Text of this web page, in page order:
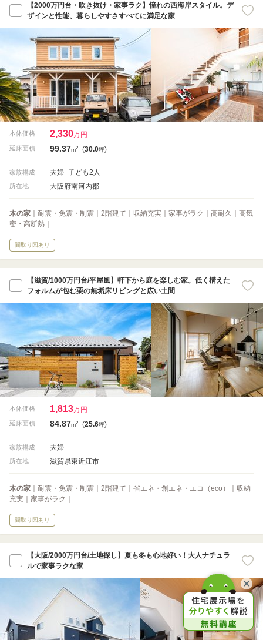
【2000万円台・吹き抜け・家事ラク】憧れの西海岸スタイル。デ
ザインと性能、暮らしやすさすべてに満足な家
本体価格 2,330万円
延床面積 99.37m2 (30.0坪)
家族構成 夫婦+子ども2人
所在地 大阪府南河内郡
木の家 ｜耐震・免震・制震｜2階建て｜収納充実｜家事がラク｜高耐久｜高気
密・高断熱｜…
間取り図あり
【滋賀/1000万円台/平屋風】軒下から庭を楽しむ家。低く構えた
フォルムが包む栗の無垢床リビングと広い土間
本体価格 1,813万円
延床面積 84.87m2 (25.6坪)
家族構成 夫婦
所在地 滋賀県東近江市
木の家 ｜耐震・免震・制震｜2階建て｜省エネ・創エネ・エコ（eco）｜収納
充実｜家事がラク｜…
間取り図あり
【大阪/2000万円台/土地探し】夏も冬も心地好い！大人ナチュラ
ルで家事ラクな家